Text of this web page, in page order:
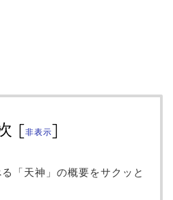
[非表示]
「天神」の概要をサクッと